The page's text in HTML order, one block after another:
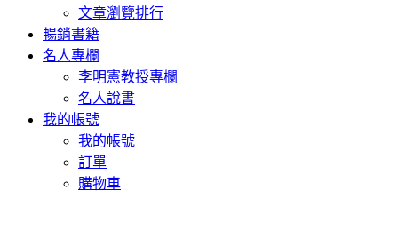
文章瀏覽排行
暢銷書籍
名人專欄
李明憲教授專欄
名人說書
我的帳號
我的帳號
訂單
購物車